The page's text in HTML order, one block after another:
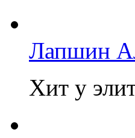
Лапшин
Хит у